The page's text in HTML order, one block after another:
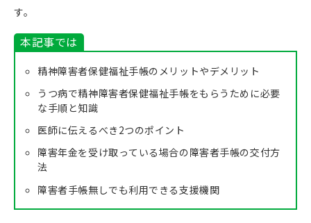
す。
本記事では
精神障害者保健福祉手帳のメリットやデメリット
うつ病で精神障害者保健福祉手帳をもらうために必要
な手順と知識
医師に伝えるべき2つのポイント
障害年金を受け取っている場合の障害者手帳の交付方
法
障害者手帳無しでも利用できる支援機関